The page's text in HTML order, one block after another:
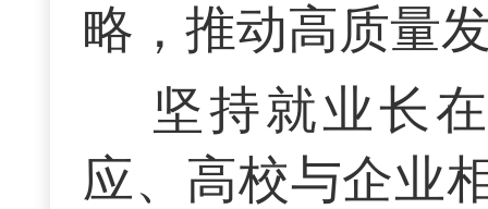
略，推动高质量
坚持就业长
应、高校与企业